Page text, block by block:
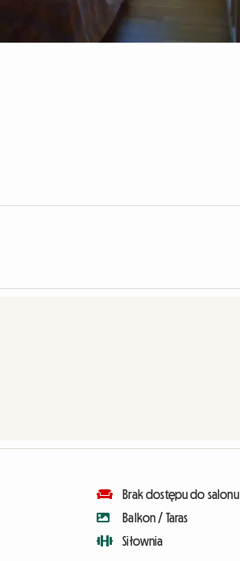
Brak dostępu do salonu
Balkon / Taras
Siłownia